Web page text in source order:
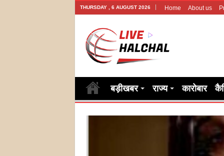
THURSDAY , 6 AUGUST 2026 Home About us
बड़ीखबर राज्य कारोबार